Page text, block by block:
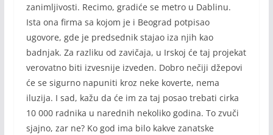
zanimljivosti. Recimo, gradiće se metro u Dablinu.
Ista ona firma sa kojom je i Beograd potpisao
ugovore, gde je predsednik stajao iza njih kao
badnjak. Za razliku od zavičaja, u Irskoj će taj projekat
verovatno biti izvesnije izveden. Dobro nečiji džepovi
će se sigurno napuniti kroz neke koverte, nema
iluzija. I sad, kažu da će im za taj posao trebati cirka
10 000 radnika u narednih nekoliko godina. To zvuči
sjajno, zar ne? Ko god ima bilo kakve zanatske